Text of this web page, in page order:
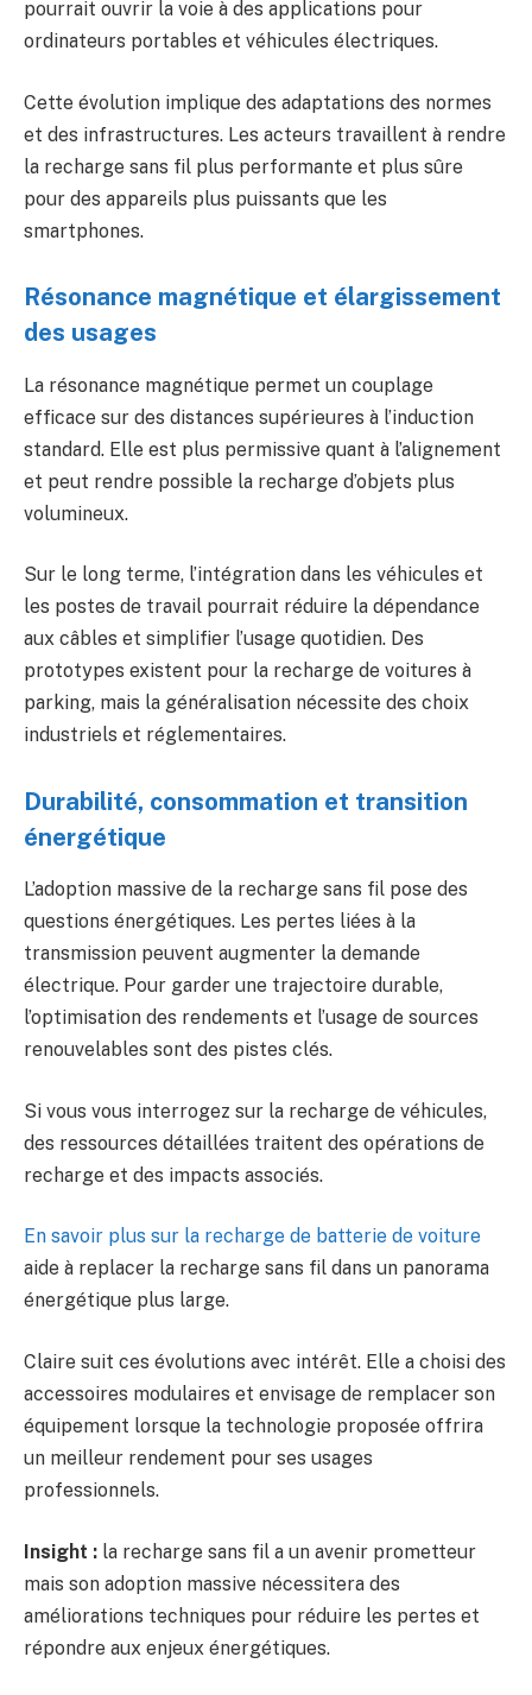
pourrait ouvrir la voie à des applications pour
ordinateurs portables et véhicules électriques.
Cette évolution implique des adaptations des normes
et des infrastructures. Les acteurs travaillent à rendre
la recharge sans fil plus performante et plus sûre
pour des appareils plus puissants que les
smartphones.
Résonance magnétique et élargissement
des usages
La résonance magnétique permet un couplage
efficace sur des distances supérieures à l’induction
standard. Elle est plus permissive quant à l’alignement
et peut rendre possible la recharge d’objets plus
volumineux.
Sur le long terme, l’intégration dans les véhicules et
les postes de travail pourrait réduire la dépendance
aux câbles et simplifier l’usage quotidien. Des
prototypes existent pour la recharge de voitures à
parking, mais la généralisation nécessite des choix
industriels et réglementaires.
Durabilité, consommation et transition
énergétique
L’adoption massive de la recharge sans fil pose des
questions énergétiques. Les pertes liées à la
transmission peuvent augmenter la demande
électrique. Pour garder une trajectoire durable,
l’optimisation des rendements et l’usage de sources
renouvelables sont des pistes clés.
Si vous vous interrogez sur la recharge de véhicules,
des ressources détaillées traitent des opérations de
recharge et des impacts associés.
En savoir plus sur la recharge de batterie de voiture
aide à replacer la recharge sans fil dans un panorama
énergétique plus large.
Claire suit ces évolutions avec intérêt. Elle a choisi des
accessoires modulaires et envisage de remplacer son
équipement lorsque la technologie proposée offrira
un meilleur rendement pour ses usages
professionnels.
Insight : la recharge sans fil a un avenir prometteur
mais son adoption massive nécessitera des
améliorations techniques pour réduire les pertes et
répondre aux enjeux énergétiques.